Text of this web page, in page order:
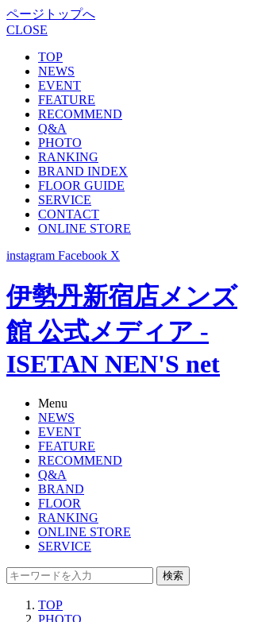
ページトップへ
CLOSE
TOP
NEWS
EVENT
FEATURE
RECOMMEND
Q&A
PHOTO
RANKING
BRAND INDEX
FLOOR GUIDE
SERVICE
CONTACT
ONLINE STORE
instagram Facebook X
伊勢丹新宿店メンズ
館 公式メディア -
ISETAN NEN'S net
Menu
NEWS
EVENT
FEATURE
RECOMMEND
Q&A
BRAND
FLOOR
RANKING
ONLINE STORE
SERVICE
検索
TOP
PHOTO